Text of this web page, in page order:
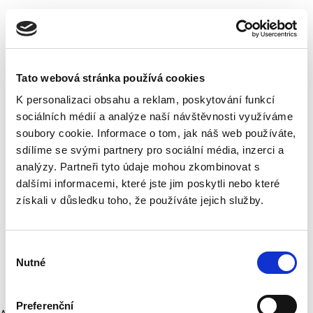
Tato webová stránka používá cookies
K personalizaci obsahu a reklam, poskytování funkcí
sociálních médií a analýze naší návštěvnosti využíváme
soubory cookie. Informace o tom, jak náš web používáte,
sdílíme se svými partnery pro sociální média, inzerci a
analýzy. Partneři tyto údaje mohou zkombinovat s
dalšími informacemi, které jste jim poskytli nebo které
získali v důsledku toho, že používáte jejich služby.
souhlasu
Nutné
Preferenční